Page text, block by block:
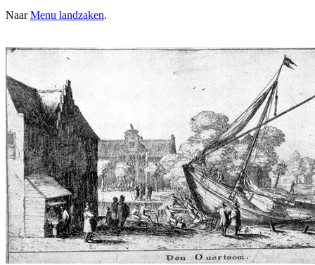
NaarMenu landzaken.